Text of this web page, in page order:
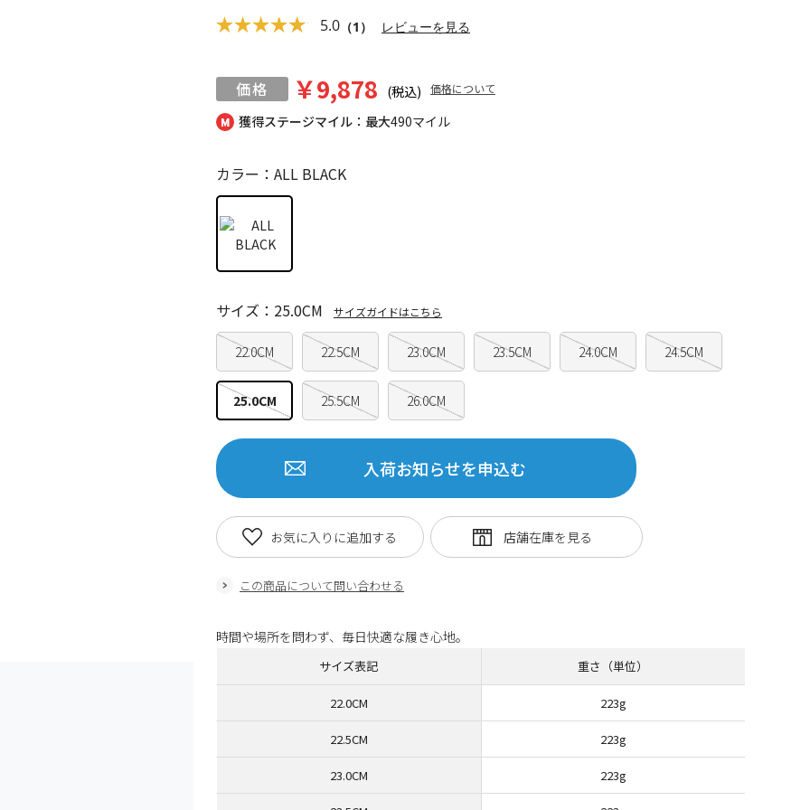
獲得ステージマイル：最大490マイル
5.0 （1） レビューを見る
￥9,878 (税込) 価格について
カラー：ALL BLACK
22.0CM 22.5CM 23.0CM 23.5CM 24.0CM 24.5CM
25.0CM 25.5CM 26.0CM
サイズ：25.0CM サイズガイドはこちら
入荷お知らせを申込む
この商品について問い合わせる
お気に入りに追加する
時間や場所を問わず、毎日快適な履き心地。
サイズ表記 重さ（単位）
22.0CM 223g
22.5CM 223g
23.0CM 223g